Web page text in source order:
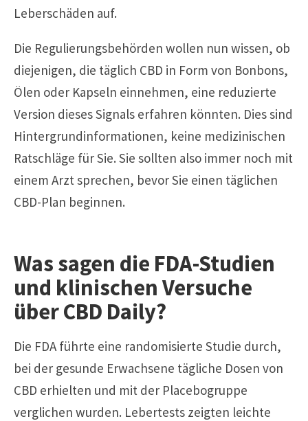
Leberschäden auf.
Die Regulierungsbehörden wollen nun wissen, ob
diejenigen, die täglich CBD in Form von Bonbons,
Ölen oder Kapseln einnehmen, eine reduzierte
Version dieses Signals erfahren könnten. Dies sind
Hintergrundinformationen, keine medizinischen
Ratschläge für Sie. Sie sollten also immer noch mit
einem Arzt sprechen, bevor Sie einen täglichen
CBD-Plan beginnen.
Was sagen die FDA-Studien
und klinischen Versuche
über CBD Daily?
Die FDA führte eine randomisierte Studie durch,
bei der gesunde Erwachsene tägliche Dosen von
CBD erhielten und mit der Placebogruppe
verglichen wurden. Lebertests zeigten leichte